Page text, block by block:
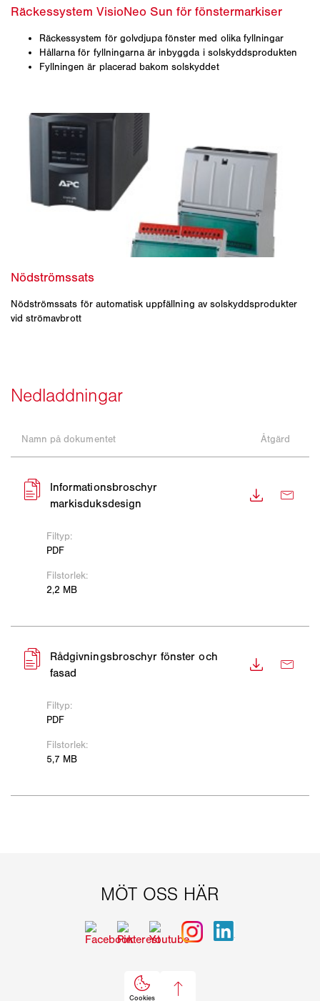
Räckessystem för golvdjupa fönster med olika fyllningar
Hållarna för fyllningarna är inbyggda i solskyddsprodukten
Fyllningen är placerad bakom solskyddet
Nödströmssats för automatisk uppfällning av solskyddsprodukter
vid strömavbrott